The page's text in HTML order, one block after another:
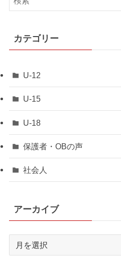
カテゴリー
U-12
U-15
U-18
保護者・OBの声
社会人
アーカイブ